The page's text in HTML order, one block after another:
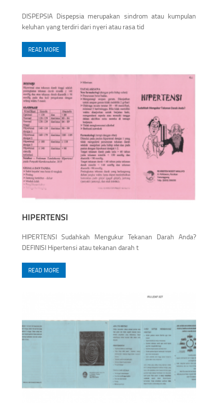
DISPEPSIA Dispepsia merupakan sindrom atau kumpulan
keluhan yang terdiri dari nyeri atau rasa tid
READ MORE
HIPERTENSI
HIPERTENSI Sudahkah Mengukur Tekanan Darah Anda?
DEFINISI Hipertensi atau tekanan darah t
READ MORE